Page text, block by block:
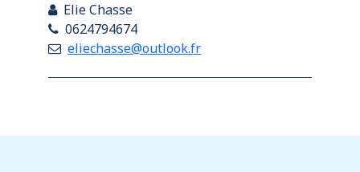
Elie Chasse
0624794674
eliechasse@outlook.fr